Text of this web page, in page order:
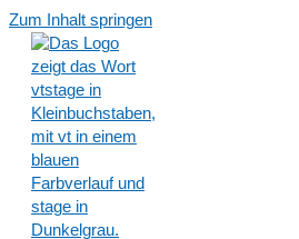
Zum Inhalt springen